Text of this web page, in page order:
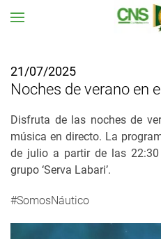
21/07/2025
Noches de verano en
Disfruta de las noches de
música en directo. La
de julio a partir de las
grupo ‘Serva Labari’.
#SomosNáutico